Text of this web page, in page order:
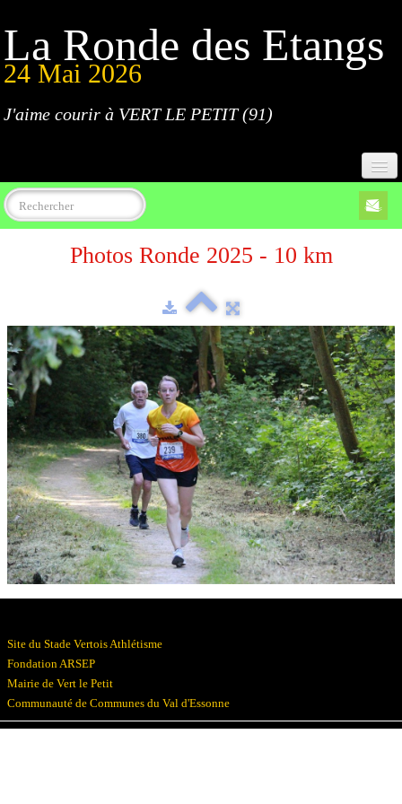
La Ronde des Etangs
24 Mai 2026
J'aime courir à VERT LE PETIT (91)
Accueil
Programme
Règlement
Parcours
Résultats
Devenez bénévoles
Partenaires
Photos▼
Photos Ronde 2025 - 10 km
Site du Stade Vertois Athlétisme
Fondation ARSEP
Mairie de Vert le Petit
Communauté de Communes du Val d'Essonne